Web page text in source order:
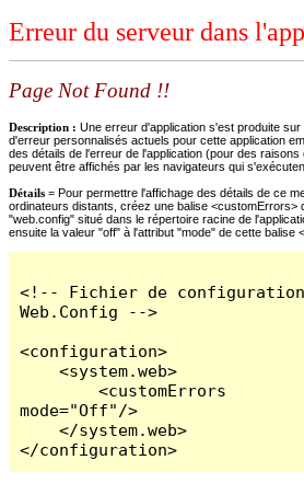
Erreur du serveur dans
Page Not Found !!
Description : Une erreur d'application s'est produite
d'erreur personnalisés actuels pour cette application
des détails de l'erreur de l'application (pour des
peuvent être affichés par les navigateurs qui
Détails = Pour permettre l'affichage des détails de ce
ordinateurs distants, créez une balise <customErrors>
"web.config" situé dans le répertoire racine de
ensuite la valeur "off" à l'attribut "mode" de cette balise
<!-- Fichier de configuration
Web.Config -->
<configuration>
    <system.web>
        <customErrors
mode="Off"/>
    </system.web>
</configuration>